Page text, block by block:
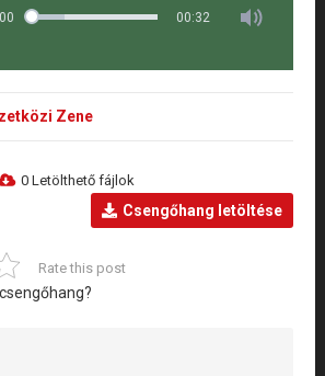
00:32
Zene
0 Letölthető fájlok
Csengőhang letöltése
Rate this post